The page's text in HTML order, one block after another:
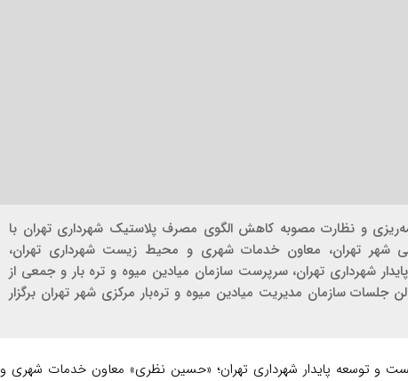
و نظارت مصوبه کاهش الگوی مصرف پلاستیک شهرداری تهران با
شهر تهران، معاون خدمات شهری و محیط زیست شهرداری تهران،
شهرداری تهران، سرپرست سازمان میادین میوه و تره بار و جمعی از
جلسات سازمان مدیریت میادین میوه و تره‌بار مرکزی شهر تهران برگزار
و توسعه پایدار شهرداری تهران؛ «حسین نظری» معاون خدمات شهری و